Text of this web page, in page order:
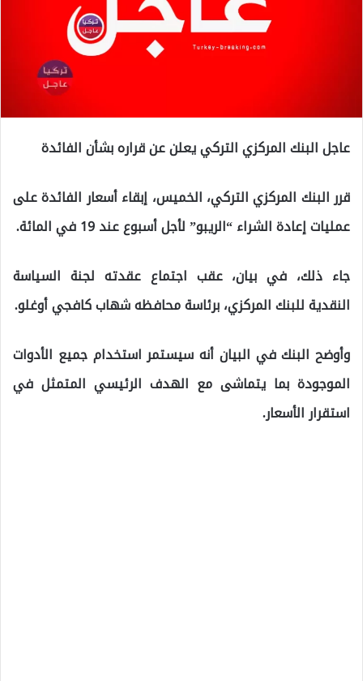
عاجل البنك المركزي التركي يعلن عن قراره بشأن الفائدة
قرر البنك المركزي التركي، الخميس، إبقاء أسعار الفائدة على
عمليات إعادة الشراء “الريبو” لأجل أسبوع عند 19 في المائة.
جاء ذلك، في بيان، عقب اجتماع عقدته لجنة السياسة
النقدية للبنك المركزي، برئاسة محافظه شهاب كافجي أوغلو.
وأوضح البنك في البيان أنه سيستمر استخدام جميع الأدوات
الموجودة بما يتماشى مع الهدف الرئيسي المتمثل في
استقرار الأسعار.